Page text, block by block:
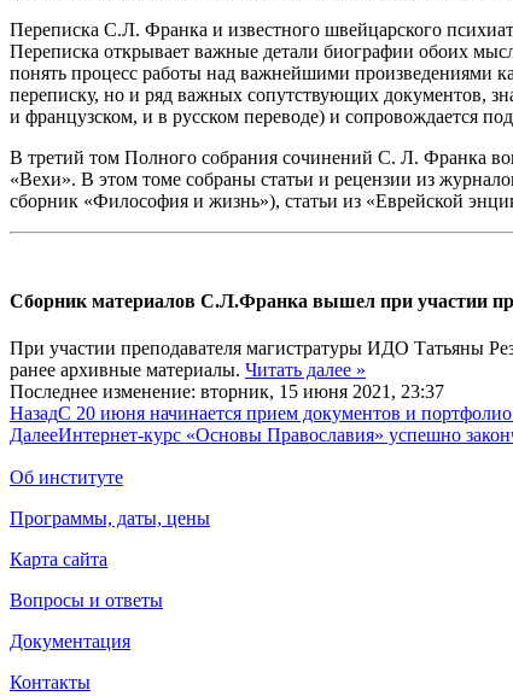
Переписка С.Л. Франка и известного швейцарского
Переписка открывает важные детали биографии обоих
понять процесс работы над важнейшими произведениями
переписку, но и ряд важных сопутствующих документов,
и французском, и в русском переводе) и сопровождается
В третий том Полного собрания сочинений С. Л. Франка
«Вехи». В этом томе собраны статьи и рецензии из
сборник «Философия и жизнь»), статьи из «Еврейской
Сборник материалов С.Л.Франка вышел при участии
При участии преподавателя магистратуры ИДО Татьяны
ранее архивные материалы. Читать далее »
Последнее изменение: вторник, 15 июня 2021, 23:37
НазадС 20 июня начинается прием документов и
ДалееИнтернет-курс «Основы Православия» успешно
Об институте
Программы, даты, цены
Карта сайта
Вопросы и ответы
Документация
Контакты